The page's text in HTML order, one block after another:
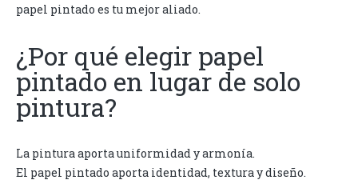
papel pintado es tu mejor aliado.
¿Por qué elegir papel
pintado en lugar de solo
pintura?
La pintura aporta uniformidad y armonía.
El papel pintado aporta identidad, textura y diseño.